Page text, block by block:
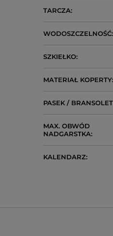
TARCZA
WODOSZCZELNOŚĆ
SZKIEŁKO
MATERIAŁ KOPERTY
PASEK /
MAX. OBWÓD
NADGARSTKA
KALENDARZ